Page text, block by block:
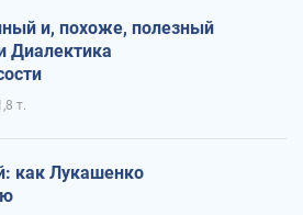
и, похоже, полезный
Диалектика
т.
как Лукашенко